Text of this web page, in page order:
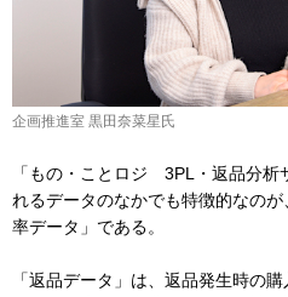
企画推進室 黒田奈菜星氏
「もの・ことロジ 3PL・返品分析
れるデータのなかでも特徴的なの
率データ」である。
「返品データ」は、返品発生時の